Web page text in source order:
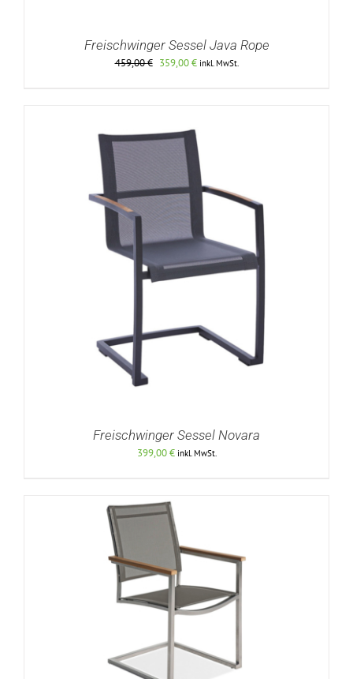
DETAILS
Freischwinger Sessel Java Rope
459,00€ Ursprünglicher
359,00€Aktueller
inkl. MwSt.
DETAILS
Freischwinger Sessel Novara
399,00€ inkl. MwSt.